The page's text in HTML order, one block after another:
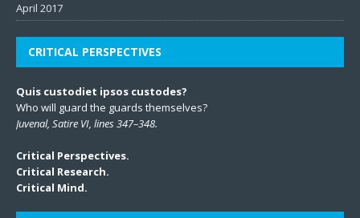
April 2017
CRITICAL PERSPECTIVES
Quis custodiet ipsos custodes?
Who will guard the guards themselves?
Juvenal, Satire VI, lines 347–348.
Critical Perspectives.
Critical Research.
Critical Mind.